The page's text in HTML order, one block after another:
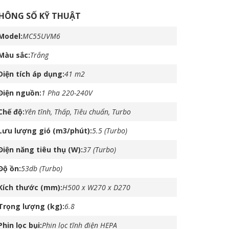
SỐ KỸ THUẬT
MC55UVM6
sắc Trắng
tích áp dụng 41 m2
nguồn 1 Pha 220-240V
độ Yên tĩnh, Thấp, Tiêu chuẩn, Turbo
lượng gió (m3/phút) 5.5 (Turbo)
năng tiêu thụ (W) 37 (Turbo)
ồn 53db (Turbo)
thước (mm) H500 x W270 x D270
lượng (kg) 6.8
lọc bụi Phin lọc tĩnh điện HEPA